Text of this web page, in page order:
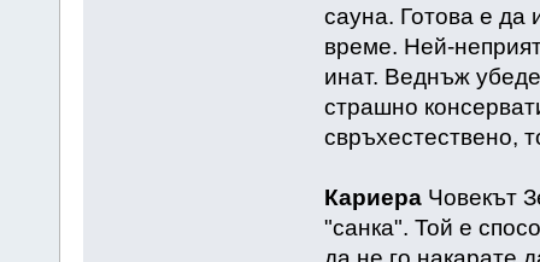
сауна. Готова е да
време. Ней-
инат. Веднъж
страшно
свръхестествено,
КариераЧовекът
"санка". Той е
да не го накарате